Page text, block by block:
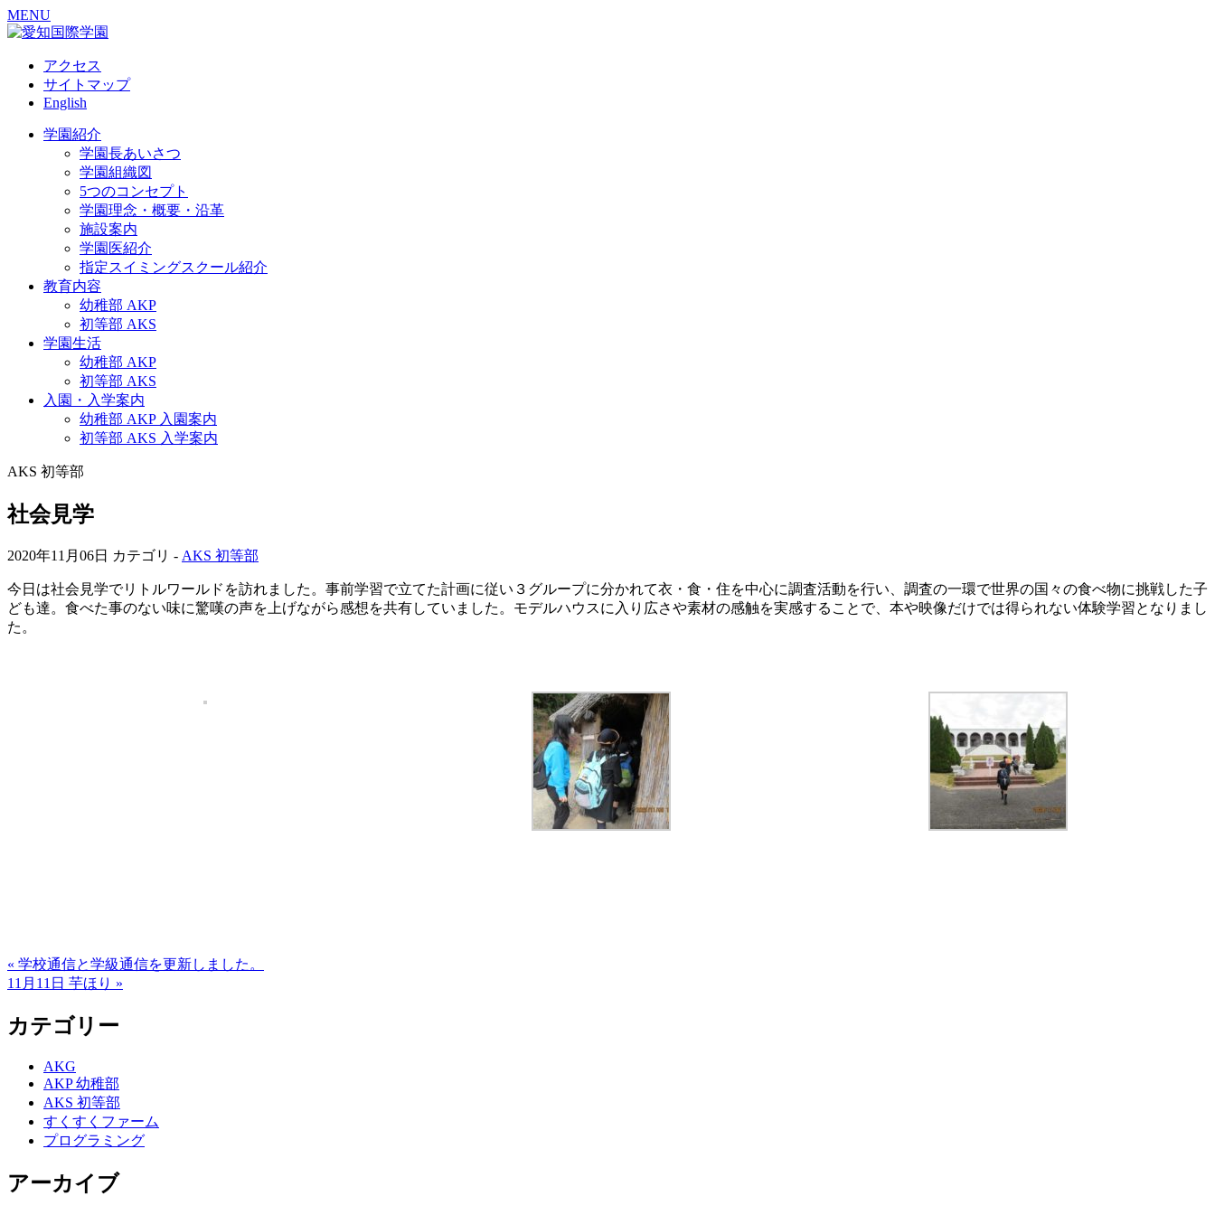
MENU
アクセス
サイトマップ
English
学園紹介
学園長あいさつ
学園組織図
5つのコンセプト
学園理念・概要・沿革
施設案内
学園医紹介
指定スイミングスクール紹介
教育内容
幼稚部 AKP
初等部 AKS
学園生活
幼稚部 AKP
初等部 AKS
入園・入学案内
幼稚部 AKP 入園案内
初等部 AKS 入学案内
AKS 初等部
社会見学
2020年11月06日 カテゴリ - AKS 初等部
今日は社会見学でリトルワールドを訪れました。事前学習で立てた計画に従い３グループに分かれて衣・食・住を中心に調査活動を行い、調査の一環で世界の国々の食べ物に挑戦した子
ども達。食べた事のない味に驚嘆の声を上げながら感想を共有していました。モデルハウスに入り広さや素材の感触を実感することで、本や映像だけでは得られない体験学習となりまし
た。
« 学校通信と学級通信を更新しました。
11月11日 芋ほり »
カテゴリー
AKG
AKP 幼稚部
AKS 初等部
すくすくファーム
プログラミング
アーカイブ